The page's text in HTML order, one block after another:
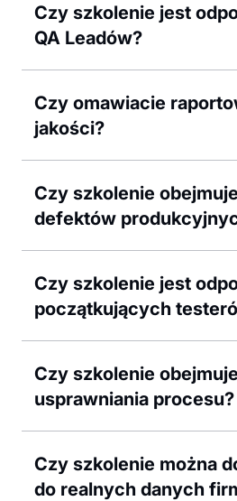
Czy szkolenie jest
QA Leadów?
Czy omawiacie
jakości?
Czy szkolenie
defektów
Czy szkolenie jest
początkujących
Czy szkolenie
usprawniania procesu?
Czy szkolenie można
do realnych danych